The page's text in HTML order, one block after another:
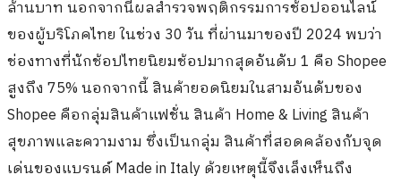
ล้านบาท นอกจากนี้ผลสำรวจพฤติกรรมการช้อปออนไลน์
ของผู้บริโภคไทย ในช่วง 30 วัน ที่ผ่านมาของปี 2024 พบว่า
ช่องทางที่นักช้อปไทยนิยมช้อปมากสุดอันดับ 1 คือ Shopee
สูงถึง 75% นอกจากนี้ สินค้ายอดนิยมในสามอันดับของ
Shopee คือกลุ่มสินค้าแฟชั่น สินค้า Home & Living สินค้า
สุขภาพและความงาม ซึ่งเป็นกลุ่ม สินค้าที่สอดคล้องกับจุด
เด่นของแบรนด์ Made in Italy ด้วยเหตุนี้จึงเล็งเห็นถึง